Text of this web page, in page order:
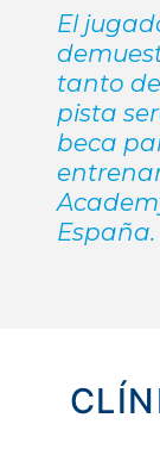
El
tanto
pista
beca
España.